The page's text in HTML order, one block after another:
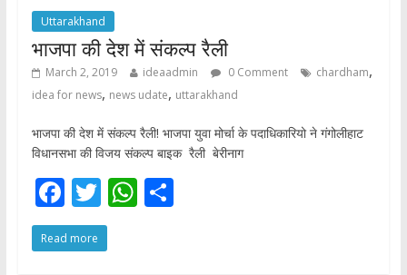
Uttarakhand
भाजपा की देश में संकल्प रैली
March 2, 2019 ideaadmin 0 Comment chardham,
idea for news, news udate, uttarakhand
भाजपा की देश में संकल्प रैली! भाजपा युवा मोर्चा के पदाधिकारियो ने गंगोलीहाट
विधानसभा की विजय संकल्प बाइक रैली बेरीनाग
F
ac
e
T
w
itt
W S
Read more